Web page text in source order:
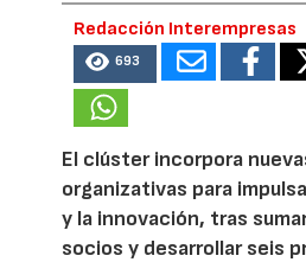
Redacción Interempresas
693
El clúster incorpora
organizativas para
y la innovación, tras
socios y desarrollar seis